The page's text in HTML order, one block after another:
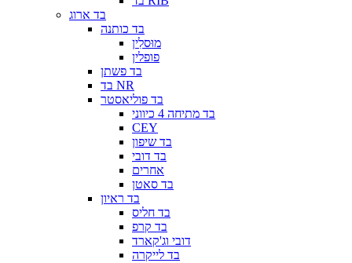
בד ארוג
בד כותנה
מוּסלִין
פופלין
בד פשתן
בד NR
בד פוליאסטר
בד מתיחה 4 כיווני
CEY
בד שיפון
בד דובי
אחרים
בד סאטן
בד ראיון
בד חליס
בד קרפ
דובי וג'קארד
בד לייקרה